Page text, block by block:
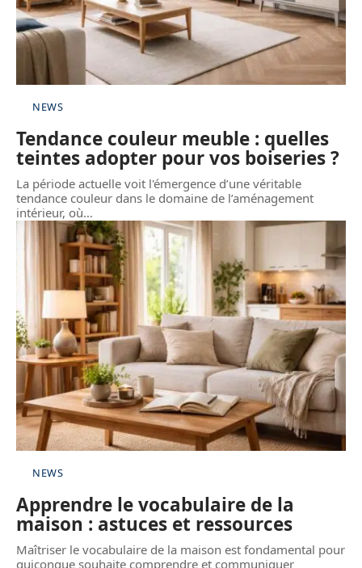
NEWS
Tendance couleur meuble : quelles
teintes adopter pour vos boiseries ?
La période actuelle voit l'émergence d’une véritable
tendance couleur dans le domaine de l’aménagement
intérieur, où…
NEWS
Apprendre le vocabulaire de la
maison : astuces et ressources
Maîtriser le vocabulaire de la maison est fondamental pour
quiconque souhaite comprendre et communiquer